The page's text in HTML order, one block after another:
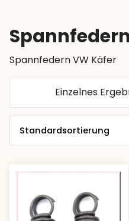
Spannfedern
Spannfedern VW Käfer
Einzelnes